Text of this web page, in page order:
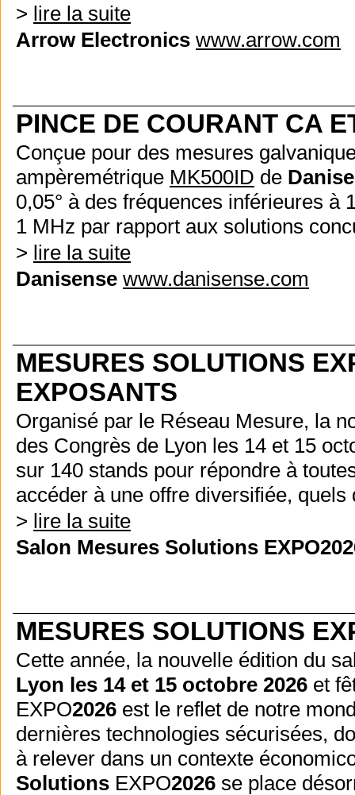
> lire la suite
Arrow Electronics www.arrow.com
PINCE DE COURANT CA
Conçue pour des mesures
ampèremétrique MK500ID de
0,05° à des fréquences inférieures à
1 MHz par rapport aux solutions
> lire la suite
Danisense www.danisense.com
MESURES SOLUTIONS
EXPOSANTS
Organisé par le Réseau Mesure, la
des Congrès de Lyon les 14 et 15
sur 140 stands pour répondre à
accéder à une offre diversifiée,
> lire la suite
Salon Mesures Solutions
MESURES SOLUTIONS
Cette année, la nouvelle édition du
Lyon les 14 et 15 octobre 2026 et
EXPO2026 est le reflet de notre
dernières technologies sécurisées,
à relever dans un contexte
Solutions EXPO2026 se place